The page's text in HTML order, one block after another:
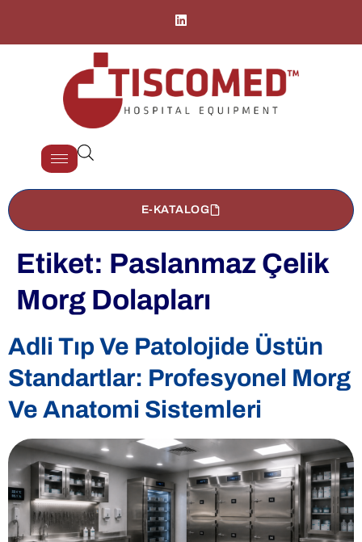
E-KATALOG
Etiket: Paslanmaz Çelik
Morg Dolapları
Adli Tıp Ve Patolojide Üstün
Standartlar: Profesyonel Morg
Ve Anatomi Sistemleri